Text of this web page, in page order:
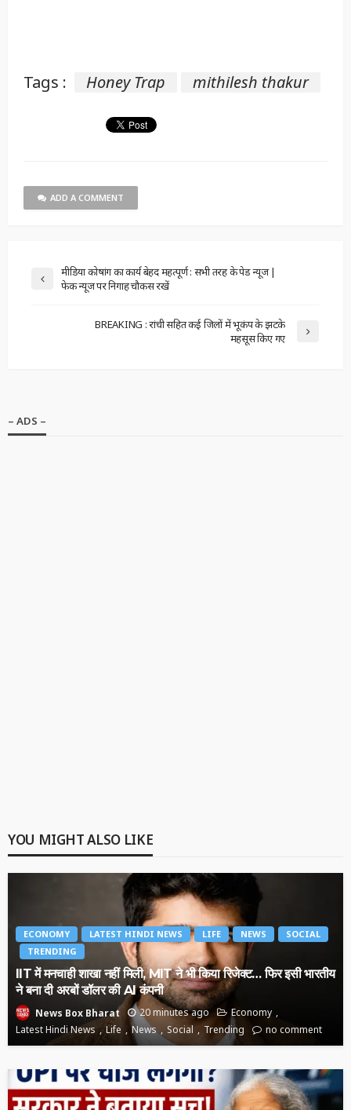
Tags : Honey Trap mithilesh thakur
ADD A COMMENT
मीडिया कोषांग का कार्य बेहद महत्पूर्ण : सभी तरह के पेड न्यूज |
फेक न्यूज पर निगाह चौकस रखें
BREAKING : रांची सहित कई जिलों में भूकंप के झटके
महसूस किए गए
– ADS –
YOU MIGHT ALSO LIKE
ECONOMY LATEST HINDI NEWS LIFE NEWS
SOCIAL
TRENDING
IIT में मनचाही शाखा नहीं मिली, MIT ने भी किया रिजेक्ट… फिर इसी भारतीय
ने बना दी अरबों डॉलर की AI कंपनी
News Box Bharat 20 minutes ago
Economy
Latest Hindi News
Life News Social Trending no comment